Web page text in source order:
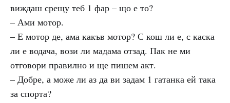
виждаш срещу теб 1 фар – що е то?
– Ами мотор.
– Е мотор де, ама какъв мотор? С кош ли е, с каска
ли е водача, вози ли мадама отзад. Пак не ми
отговори правилно и ще пишем акт.
– Добре, а може ли аз да ви задам 1 гатанка ей така
за спорта?